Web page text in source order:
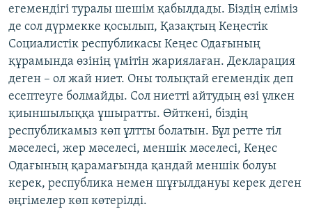
егемендігі туралы шешім қабылдады. Біздің еліміз
де сол дүрмекке қосылып, Қазақтың Кеңестік
Социалистік республикасы Кеңес Одағының
құрамында өзінің үмітін жариялаған. Декларация
деген – ол жай ниет. Оны толықтай егемендік деп
есептеуге болмайды. Сол ниетті айтудың өзі үлкен
қиыншылыққа ұшыратты. Өйткені, біздің
республикамыз көп ұлтты болатын. Бұл ретте тіл
мәселесі, жер мәселесі, меншік мәселесі, Кеңес
Одағының қарамағында қандай меншік болуы
керек, республика немен шұғылдануы керек деген
әңгімелер көп көтерілді.